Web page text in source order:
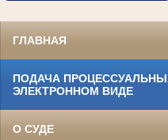
ГЛАВНАЯ
ПОДАЧА
ЭЛЕКТРОННОМ ВИДЕ
О СУДЕ